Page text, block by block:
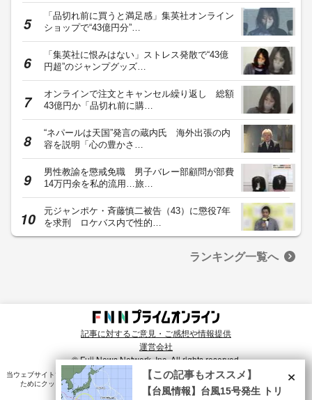
「品切れ前に買うと満足感」集英社オンライン
ショップで“43億円分”…
「集英社に恨みはない」ストレス発散で“43億
円超”のジャンプグッズ…
オンラインで注文とキャンセル繰り返し 総額
43億円か「品切れ前に購…
“ネパールは天国”発言の蔵内氏 海外出張の内
容を説明「心の豊かさ…
男性教諭を懲戒免職 男子バレー部顧問が部費
14万円余を私的流用…旅…
元ジャンポケ・斉藤慎二被告（43）に懲役7年
を求刑 ロケバス内で性的…
ランキング一覧へ
記事に対するご意見・ご感想や情報提供
運営会社
© Fuji News Network, Inc. All rights reserved.
当ウェブサイトでは、ユーザのニーズ・興味・関⼼に合致したコンテンツや広告配信を提供する
ためにクッキーを使⽤しています。詳細は、
プライバシーポリシー をご確認ください。×
【この記事もオススメ】
【台風情報】台風15号発生 トリ